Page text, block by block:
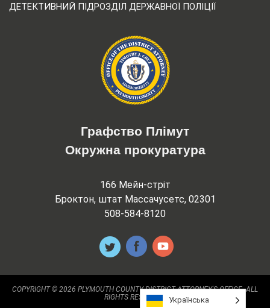
ДЕТЕКТИВНИЙ ПІДРОЗДІЛ ДЕРЖАВНОЇ ПОЛІЦІЇ
Графство Плімут
Окружна прокуратура
166 Мейн-стріт
Броктон, штат Массачусетс, 02301
508-584-8120
COPYRIGHT © 2026 PLYMOUTH COUNTY DISTRICT ATTORNEY'S OFFICE. ALL
RIGHTS RESERVED.
Українська